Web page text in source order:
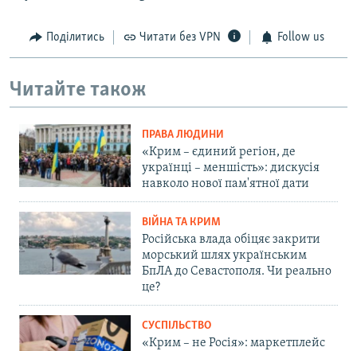
Поділитись Читати без VPN Follow us
Читайте також
ПРАВА ЛЮДИНИ
«Крим – єдиний регіон, де
українці – меншість»: дискусія
навколо нової пам'ятної дати
ВІЙНА ТА КРИМ
Російська влада обіцяє закрити
морський шлях українським
БпЛА до Севастополя. Чи реально
це?
СУСПІЛЬСТВО
«Крим – не Росія»: маркетплейс